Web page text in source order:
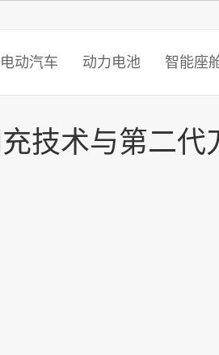
电动汽车 动力电池 智能座
技术与第二代